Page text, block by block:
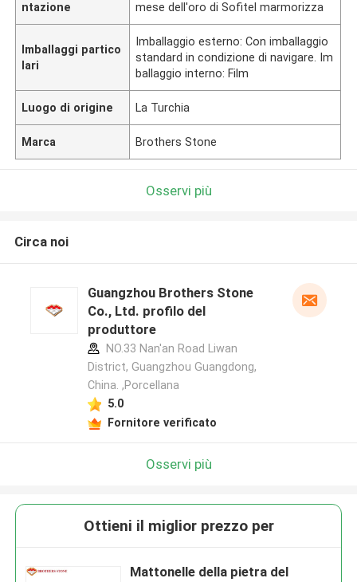
ntazione
mese dell'oro di Sofitel marmorizza
Imballaggi partico
lari
Imballaggio esterno: Con imballaggio
standard in condizione di navigare. Im
ballaggio interno: Film
Luogo di origine La Turchia
Marca Brothers Stone
Osservi più
Circa noi
Guangzhou Brothers Stone
Co., Ltd. profilo del
produttore
NO.33 Nan'an Road Liwan
District, Guangzhou Guangdong,
China. ,Porcellana
5.0
Fornitore verificato
Osservi più
Ottieni il miglior prezzo per
Mattonelle della pietra del